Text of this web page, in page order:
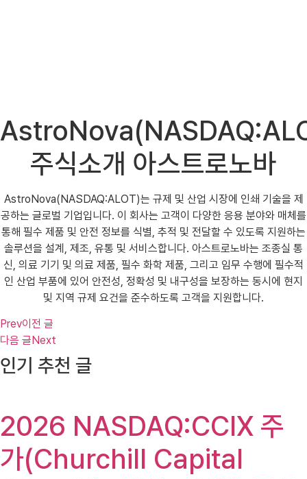
주식소개 아스트로노바
AstroNova(NASDAQ:ALOT)는 규제 및 산업 시장에 인쇄 기술을 제
공하는 글로벌 기업입니다. 이 회사는 고객이 다양한 응용 분야와 매체를
통해 필수 제품 및 안전 정보를 식별, 추적 및 전달할 수 있도록 지원하는
솔루션을 설계, 제조, 유통 및 서비스합니다. 아스트로노바는 조종실 통
신, 의료 기기 및 의료 제품, 필수 화학 제품, 그리고 임무 수행에 필수적
인 산업 부품에 있어 안전성, 정확성 및 내구성을 보장하는 동시에 현지
및 지역 규제 요건을 준수하도록 고객을 지원합니다.
Prev이전 글
다음 글 Next
인기 추천 글
2026 NASDAQ:CCIX 주
가(Churchill Capital